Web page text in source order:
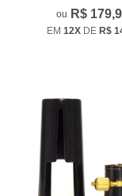
R$
EM 12X DE R$